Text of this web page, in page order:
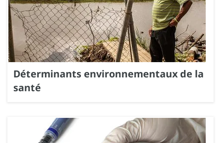
Déterminants environnementaux de la
santé